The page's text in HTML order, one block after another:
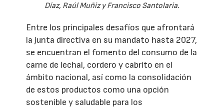
Díaz, Raúl Muñiz y Francisco Santolaria.
Entre los principales desafíos que afrontará
la junta directiva en su mandato hasta 2027,
se encuentran el fomento del consumo de la
carne de lechal, cordero y cabrito en el
ámbito nacional, así como la consolidación
de estos productos como una opción
sostenible y saludable para los